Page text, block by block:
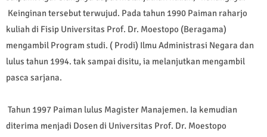
Keinginan tersebut terwujud. Pada tahun 1990 Paiman raharjo
kuliah di Fisip Universitas Prof. Dr. Moestopo (Beragama)
mengambil Program studi. ( Prodi) Ilmu Administrasi Negara dan
lulus tahun 1994. tak sampai disitu, ia melanjutkan mengambil
pasca sarjana.
Tahun 1997 Paiman lulus Magister Manajemen. Ia kemudian
diterima menjadi Dosen di Universitas Prof. Dr. Moestopo